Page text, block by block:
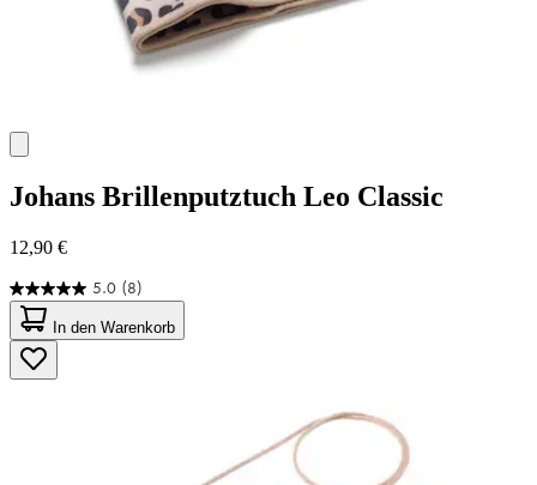
Johans Brillenputztuch Leo Classic
12,90 €
5.0 (8)
5.0
von
5
Sternen.
8
In den Warenkorb